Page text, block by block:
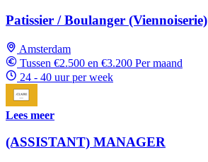
Patissier / Boulanger (Viennoiserie)
Amsterdam
Tussen €2.500 en €3.200 Per maand
24 - 40 uur per week
Lees meer
(ASSISTANT) MANAGER